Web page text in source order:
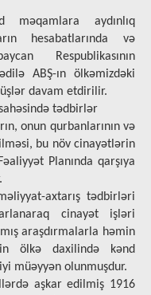
məqamlara aydınlıq
hesabatlarında və
Respublikasının
ABŞ-ın ölkəmizdəki
davam etdirilir.
sahəsində tədbirlər
onun qurbanlarının və
bu növ cinayətlərin
Planında qarşıya
axtarış tədbirləri
cinayət işləri
araşdırmalarla həmin
ölkə daxilində kənd
müəyyən olunmuşdur.
aşkar edilmiş 1916